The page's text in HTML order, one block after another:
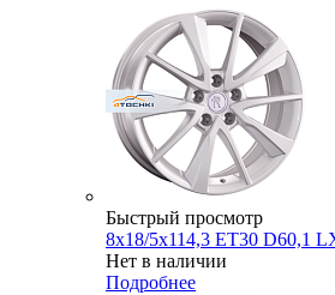
Быстрый просмотр
8x18/5x114,3 ET30 D60,1
Нет в наличии
Подробнее